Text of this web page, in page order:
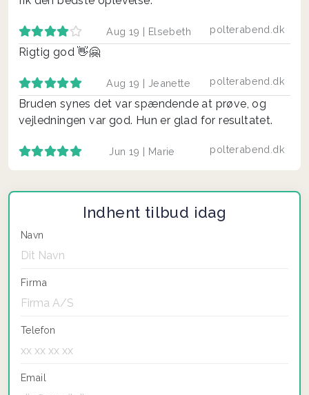
polterabend.dk
Aug 19 | Elsebeth
Rigtig god 👋🤗
polterabend.dk
Aug 19 | Jeanette
Bruden synes det var spændende at prøve, og
vejledningen var god. Hun er glad for resultatet.
polterabend.dk
Jun 19 | Marie
Indhent tilbud idag
Navn
Firma
Telefon
Email